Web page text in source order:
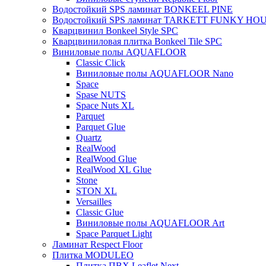
Водостойкий SPS ламинат BONKEEL PINE
Водостойкий SPS ламинат TARKETT FUNKY
Кварцвинил Bonkeel Style SPC
Кварцвиниловая плитка Bonkeel Tile SPC
Виниловые полы AQUAFLOOR
Classic Click
Виниловые полы AQUAFLOOR Nano
Space
Spase NUTS
Space Nuts XL
Parquet
Parquet Glue
Quartz
RealWood
RealWood Glue
RealWood XL Glue
Stone
STON XL
Versailles
Classic Glue
Виниловые полы AQUAFLOOR Art
Space Parquet Light
Ламинат Respect Floor
Плитка MODULEO